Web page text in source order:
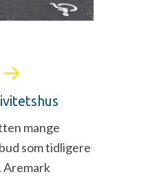
mange
som tidligere
Aremark